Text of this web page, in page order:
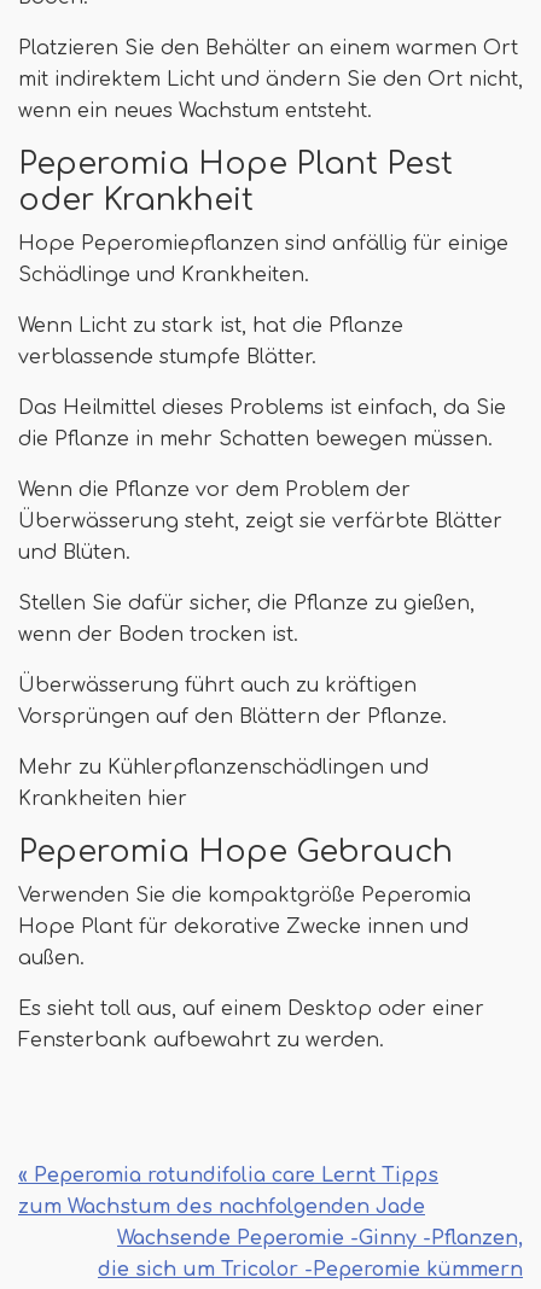
Platzieren Sie den Behälter an einem warmen Ort
mit indirektem Licht und ändern Sie den Ort nicht,
wenn ein neues Wachstum entsteht.
Peperomia Hope Plant Pest
oder Krankheit
Hope Peperomiepflanzen sind anfällig für einige
Schädlinge und Krankheiten.
Wenn Licht zu stark ist, hat die Pflanze
verblassende stumpfe Blätter.
Das Heilmittel dieses Problems ist einfach, da Sie
die Pflanze in mehr Schatten bewegen müssen.
Wenn die Pflanze vor dem Problem der
Überwässerung steht, zeigt sie verfärbte Blätter
und Blüten.
Stellen Sie dafür sicher, die Pflanze zu gießen,
wenn der Boden trocken ist.
Überwässerung führt auch zu kräftigen
Vorsprüngen auf den Blättern der Pflanze.
Mehr zu Kühlerpflanzenschädlingen und
Krankheiten hier
Peperomia Hope Gebrauch
Verwenden Sie die kompaktgröße Peperomia
Hope Plant für dekorative Zwecke innen und
außen.
Es sieht toll aus, auf einem Desktop oder einer
Fensterbank aufbewahrt zu werden.
« Peperomia rotundifolia care Lernt Tipps
zum Wachstum des nachfolgenden Jade
Wachsende Peperomie -Ginny -Pflanzen,
die sich um Tricolor -Peperomie kümmern